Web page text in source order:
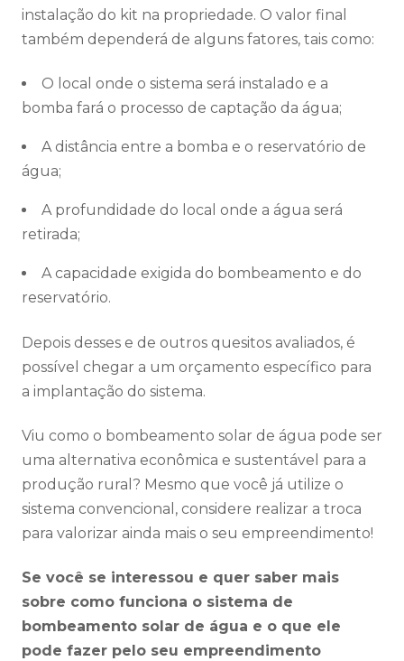
instalação do kit na propriedade. O valor final
também dependerá de alguns fatores, tais como:
O local onde o sistema será instalado e a
bomba fará o processo de captação da água;
A distância entre a bomba e o reservatório de
água;
A profundidade do local onde a água será
retirada;
A capacidade exigida do bombeamento e do
reservatório.
Depois desses e de outros quesitos avaliados, é
possível chegar a um orçamento específico para
a implantação do sistema.
Viu como o bombeamento solar de água pode ser
uma alternativa econômica e sustentável para a
produção rural? Mesmo que você já utilize o
sistema convencional, considere realizar a troca
para valorizar ainda mais o seu empreendimento!
Se você se interessou e quer saber mais
sobre como funciona o sistema de
bombeamento solar de água e o que ele
pode fazer pelo seu empreendimento